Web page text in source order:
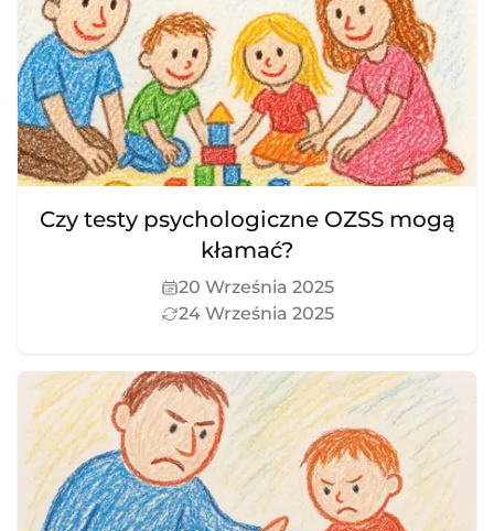
Czy testy psychologiczne OZSS mogą
kłamać?
20 Września 2025
24 Września 2025